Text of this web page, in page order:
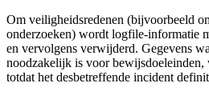
Om veiligheidsredenen (bijvoorbeeld
onderzoeken) wordt logfile-informatie
en vervolgens verwijderd. Gegevens
noodzakelijk is voor
totdat het desbetreffende incident